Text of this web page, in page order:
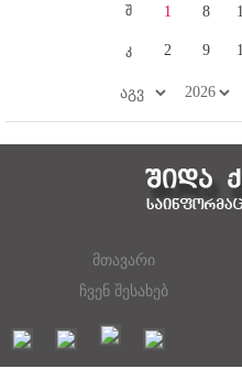
შ
კ
1
2
8
9
მთავარი
ჩვენ შესახებ